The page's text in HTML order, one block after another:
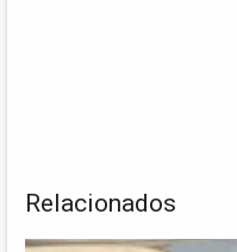
Relacionados